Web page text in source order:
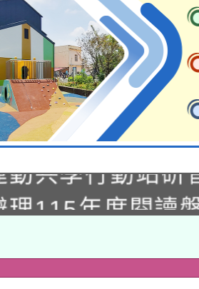
學年度第2次
理115年度閱讀
素養講師名單